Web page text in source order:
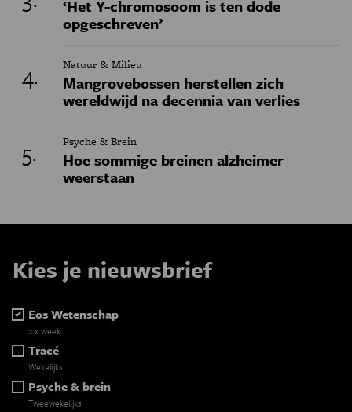
‘Het Y-chromosoom is ten dode
opgeschreven’
Natuur & Milieu
Mangrovebossen herstellen zich
wereldwijd na decennia van verlies
Psyche & Brein
Hoe sommige breinen alzheimer
weerstaan
Kies je nieuwsbrief
Eos Wetenschap
2 x week
Tracé
Wekelijks
Psyche & brein
Tweewekelijks